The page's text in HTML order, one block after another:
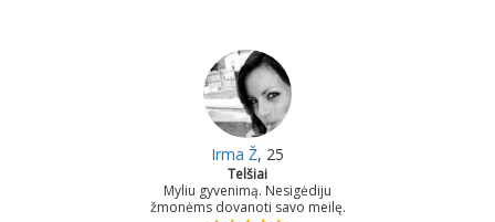
Irma Ž, 25
Telšiai
Myliu gyvenimą. Nesigėdiju
žmonėms dovanoti savo meilę.